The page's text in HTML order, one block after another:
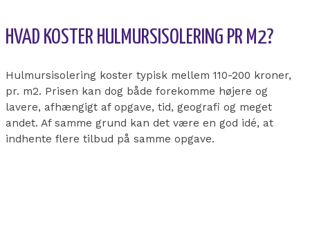
HVAD KOSTER HULMURSISOLERING PR M2?
Hulmursisolering koster typisk mellem 110-200 kroner,
pr. m2. Prisen kan dog både forekomme højere og
lavere, afhængigt af opgave, tid, geografi og meget
andet. Af samme grund kan det være en god idé, at
indhente flere tilbud på samme opgave.